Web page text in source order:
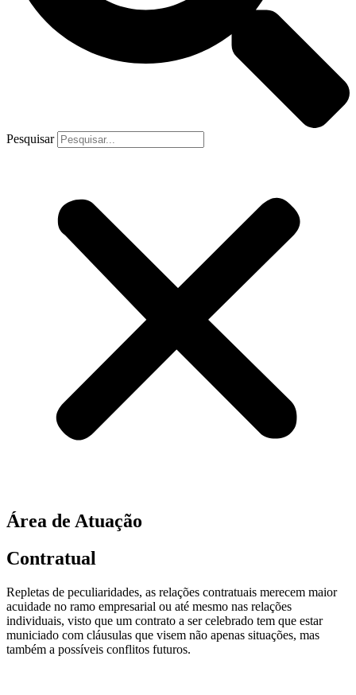
Pesquisar
Área de Atuação
Contratual
Repletas de peculiaridades, as relações contratuais merecem maior
acuidade no ramo empresarial ou até mesmo nas relações
individuais, visto que um contrato a ser celebrado tem que estar
municiado com cláusulas que visem não apenas situações, mas
também a possíveis conflitos futuros.